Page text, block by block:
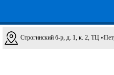
Строгинский б-р, д. 1, к. 2, ТЦ